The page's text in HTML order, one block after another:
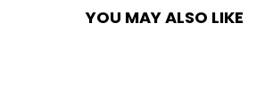
YOU MAY ALSO LIKE